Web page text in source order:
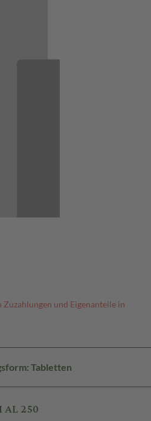
Zuzahlungen und Eigenanteile in
Tabletten
250